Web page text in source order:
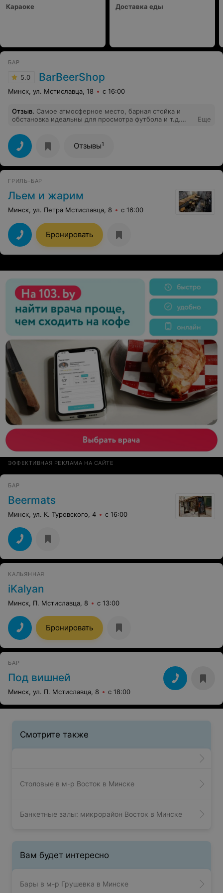
Караоке Доставка еды
БАР
5.0 BarBeerShop
Минск, ул. Мстиславца, 18 с 16:00
Отзыв. Самое атмосферное место, барная стойка и
обстановка идеальны для просмотра футбола и т.д.
Еще
Отзывы1
ГРИЛЬ-БАР
Льем и жарим
Минск, ул. Петра Мстиславца, 8 с 16:00
Бронировать
ЭФФЕКТИВНАЯ РЕКЛАМА НА САЙТЕ
БАР
Beermats
Минск, ул. К. Туровского, 4 с 16:00
КАЛЬЯННАЯ
iKalyan
Минск, П. Мстиславца, 8 с 13:00
Бронировать
БАР
Под вишней
Минск, ул. П. Мстиславца, 8 с 18:00
Смотрите также
Столовые в м-р Восток в Минске
Банкетные залы: микрорайон Восток в Минске
Вам будет интересно
Бары в м-р Грушевка в Минске